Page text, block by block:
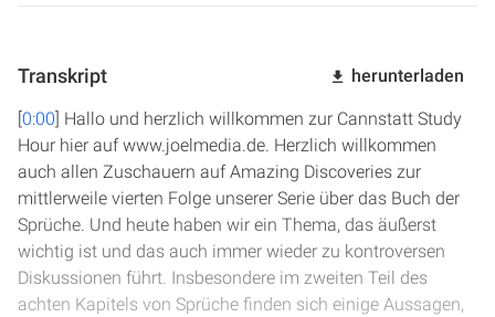
Transkript herunterladen
[0:00] Hallo und herzlich willkommen zur Cannstatt Study
Hour hier auf www.joelmedia.de. Herzlich willkommen
auch allen Zuschauern auf Amazing Discoveries zur
mittlerweile vierten Folge unserer Serie über das Buch der
Sprüche. Und heute haben wir ein Thema, das äußerst
wichtig ist und das auch immer wieder zu kontroversen
Diskussionen führt. Insbesondere im zweiten Teil des
achten Kapitels von Sprüche finden sich einige Aussagen,